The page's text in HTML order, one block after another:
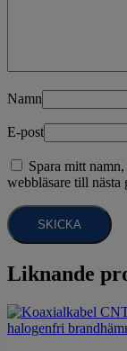
Namn
E-post
Spara mitt
webbläsare till nästa
Liknande